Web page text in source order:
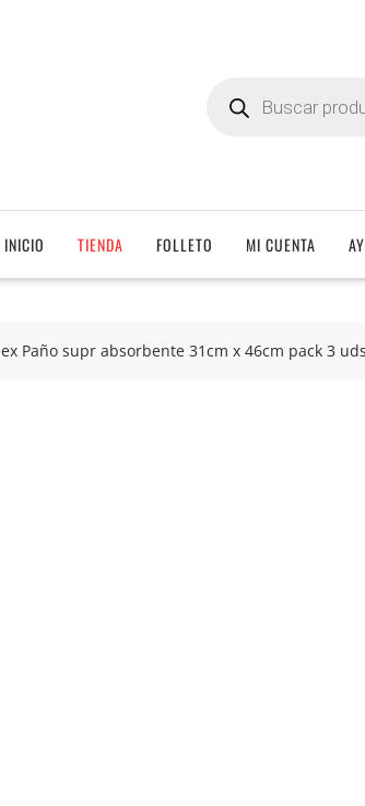
productos
INICIO TIENDA FOLLETO MI CUENTA
Paño supr absorbente 31cm x 46cm pack 3 uds